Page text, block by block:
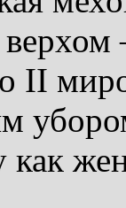
II
как